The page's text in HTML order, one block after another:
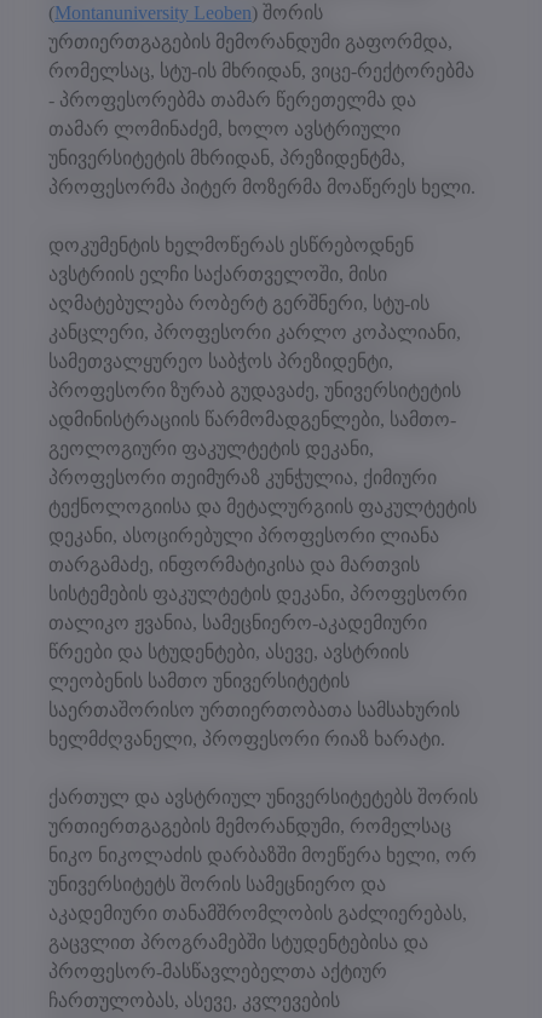
(Montanuniversity Leoben) შორის
ურთიერთგაგების მემორანდუმი გაფორმდა,
რომელსაც, სტუ-ის მხრიდან, ვიცე-რექტორებმა
- პროფესორებმა თამარ წერეთელმა და
თამარ ლომინაძემ, ხოლო ავსტრიული
უნივერსიტეტის მხრიდან, პრეზიდენტმა,
პროფესორმა პიტერ მოზერმა მოაწერეს ხელი.
დოკუმენტის ხელმოწერას ესწრებოდნენ
ავსტრიის ელჩი საქართველოში, მისი
აღმატებულება რობერტ გერშნერი, სტუ-ის
კანცლერი, პროფესორი კარლო კოპალიანი,
სამეთვალყურეო საბჭოს პრეზიდენტი,
პროფესორი ზურაბ გუდავაძე, უნივერსიტეტის
ადმინისტრაციის წარმომადგენლები, სამთო-
გეოლოგიური ფაკულტეტის დეკანი,
პროფესორი თეიმურაზ კუნჭულია, ქიმიური
ტექნოლოგიისა და მეტალურგიის ფაკულტეტის
დეკანი, ასოცირებული პროფესორი ლიანა
თარგამაძე, ინფორმატიკისა და მართვის
სისტემების ფაკულტეტის დეკანი, პროფესორი
თალიკო ჟვანია, სამეცნიერო-აკადემიური
წრეები და სტუდენტები, ასევე, ავსტრიის
ლეობენის სამთო უნივერსიტეტის
საერთაშორისო ურთიერთობათა სამსახურის
ხელმძღვანელი, პროფესორი რიაზ ხარატი.
ქართულ და ავსტრიულ უნივერსიტეტებს შორის
ურთიერთგაგების მემორანდუმი, რომელსაც
ნიკო ნიკოლაძის დარბაზში მოეწერა ხელი, ორ
უნივერსიტეტს შორის სამეცნიერო და
აკადემიური თანამშრომლობის გაძლიერებას,
გაცვლით პროგრამებში სტუდენტებისა და
პროფესორ-მასწავლებელთა აქტიურ
ჩართულობას, ასევე, კვლევების